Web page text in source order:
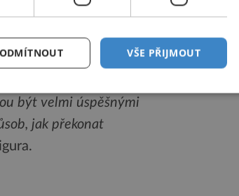
zahrnující i pomyslné
že ani tyto orchideje
být velmi úspěšnými
jak překonat
VŠE PŘIJMOUT